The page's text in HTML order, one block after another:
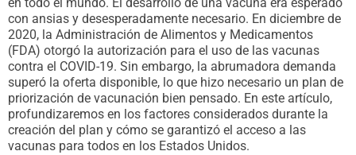
en todo el mundo. El desarrollo de una vacuna era esperado
con ansias y desesperadamente necesario. En diciembre de
2020, la Administración de Alimentos y Medicamentos
(FDA) otorgó la autorización para el uso de las vacunas
contra el COVID-19. Sin embargo, la abrumadora demanda
superó la oferta disponible, lo que hizo necesario un plan de
priorización de vacunación bien pensado. En este artículo,
profundizaremos en los factores considerados durante la
creación del plan y cómo se garantizó el acceso a las
vacunas para todos en los Estados Unidos.